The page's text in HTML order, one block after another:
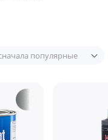
популярные